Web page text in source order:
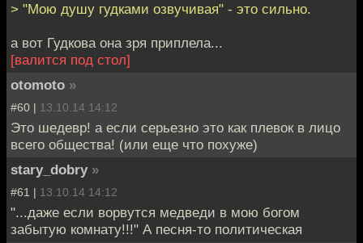
> "Мою душу гудками озвучивая" - это сильно.
а вот Гудкова она зря приплела...
[валится под стол]
otomoto »
#60 | 13.10.14 14:12
Это шедевр! а если серьезно это как плевок в лицо
всего общества! (или еще что похуже)
stary_dobry »
#61 | 13.10.14 14:12
"...даже если ворвутся медведи в мою богом
забытую комнату!!!" А песня-то политическая